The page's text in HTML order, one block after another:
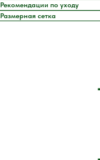
Рекомендации по уходу
Размерная сетка